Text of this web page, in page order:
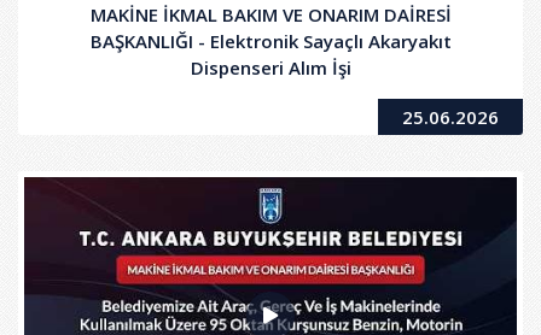
MAKİNE İKMAL BAKIM VE ONARIM DAİRESİ
BAŞKANLIĞI - Elektronik Sayaçlı Akaryakıt
Dispenseri Alım İşi
25.06.2026